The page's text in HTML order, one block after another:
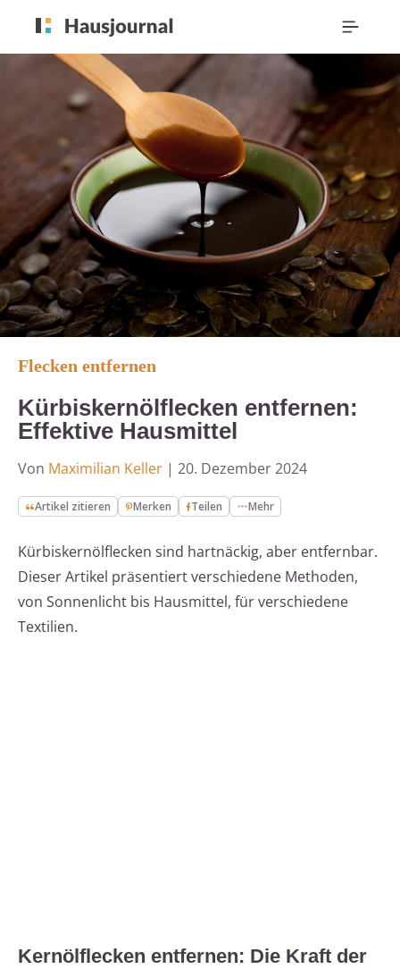
Flecken entfernen
Kürbiskernölflecken entfernen:
Effektive Hausmittel
Von Maximilian Keller | 20. Dezember 2024
Artikel zitieren Merken Teilen Mehr
Kürbiskernölflecken sind hartnäckig, aber entfernbar.
Dieser Artikel präsentiert verschiedene Methoden,
von Sonnenlicht bis Hausmittel, für verschiedene
Textilien.
Kernölflecken entfernen: Die Kraft der